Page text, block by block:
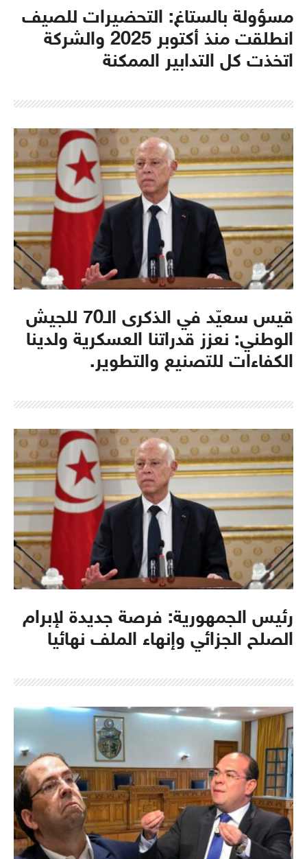
مسؤولة بالستاغ: التحضيرات للصيف
انطلقت منذ أكتوبر 2025 والشركة
اتخذت كل التدابير الممكنة
قيس سعيّد في الذكرى الـ70 للجيش
الوطني: نعزز قدراتنا العسكرية ولدينا
الكفاءات للتصنيع والتطوير.
رئيس الجمهورية: فرصة جديدة لإبرام
الصلح الجزائي وإنهاء الملف نهائيا